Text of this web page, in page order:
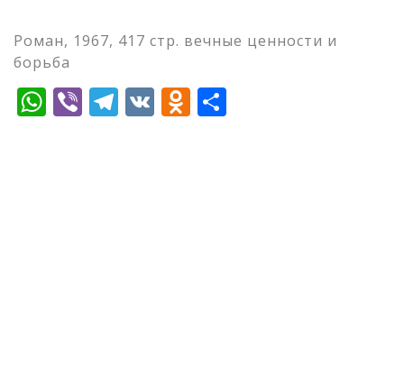
Роман, 1967, 417 стр. вечные ценности и
борьба
WhatsApp
ViberTelegram
VKOdnoklassniki